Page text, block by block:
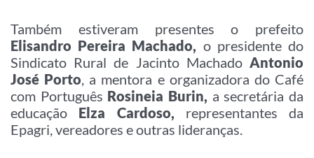
Também estiveram presentes o prefeito
Elisandro Pereira Machado, o presidente do
Sindicato Rural de Jacinto Machado Antonio
José Porto, a mentora e organizadora do Café
com Português Rosineia Burin, a secretária da
educação Elza Cardoso, representantes da
Epagri, vereadores e outras lideranças.